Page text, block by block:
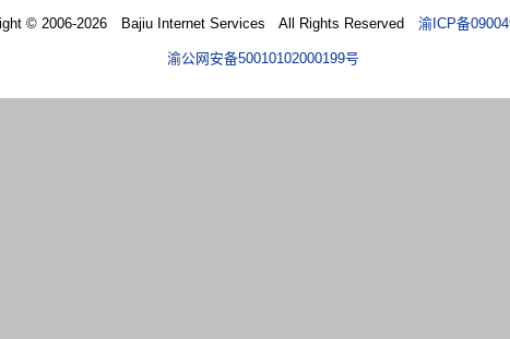
© 2006-2026 Bajiu Internet Services All Rights Reserved 渝ICP备
渝公网安备50010102000199号